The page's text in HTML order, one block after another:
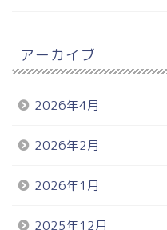
アーカイブ
2026年4月
2026年2月
2026年1月
2025年12月